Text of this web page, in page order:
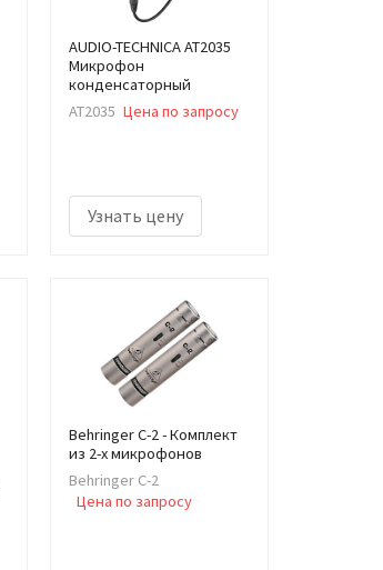
AUDIO-TECHNICA AT2035
Микрофон
конденсаторный
AT2035 Цена по запросу
Узнать цену
Behringer C-2 - Комплект
из 2-х микрофонов
Behringer C-2
Цена по запросу